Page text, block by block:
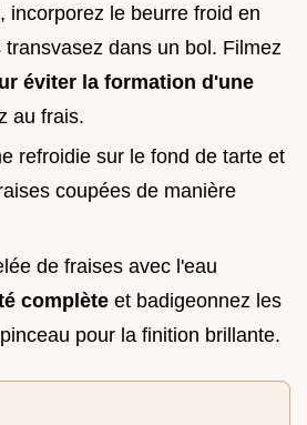
incorporez le beurre froid en
dans un bol. Filmez
éviter la formation d'une
au frais.
refroidie sur le fond de tarte et
coupées de manière
de fraises avec l'eau
complète et badigeonnez les
pour la finition brillante.